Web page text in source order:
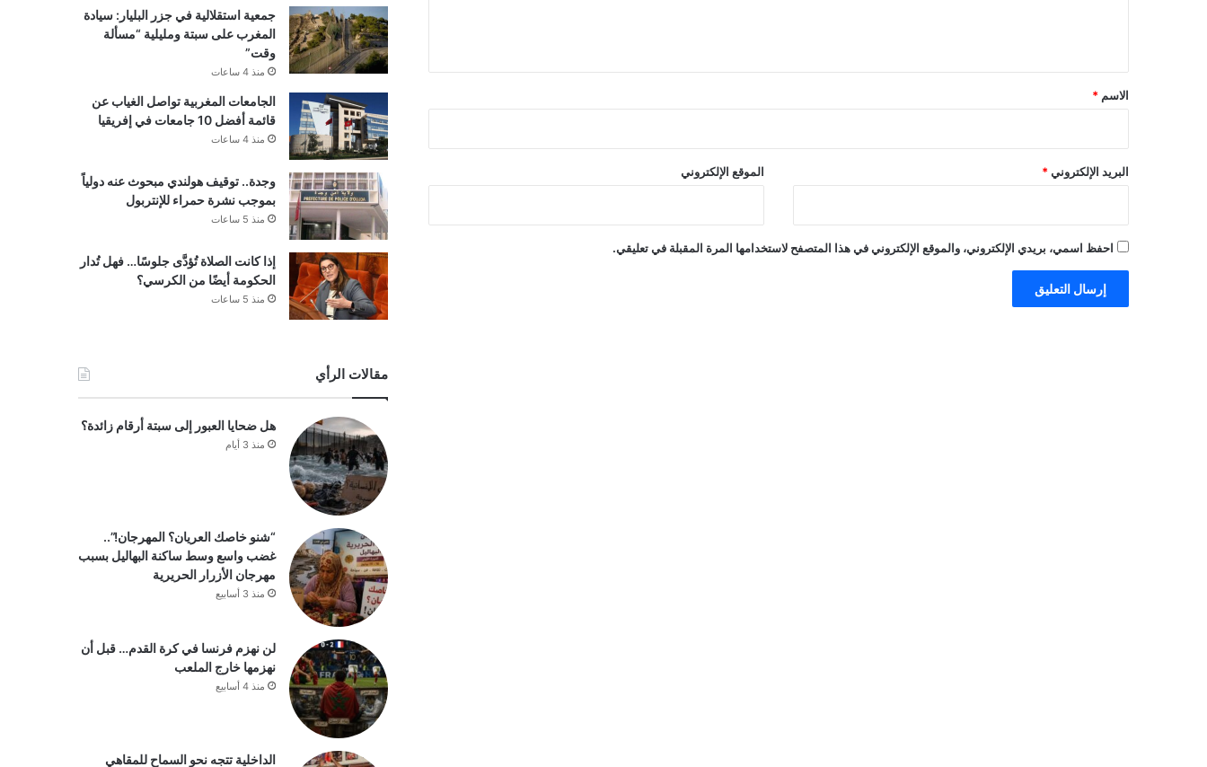
*
الاسم *
البريد الإلكتروني * الموقع الإلكتروني
احفظ اسمي، بريدي الإلكتروني، والموقع الإلكتروني في هذا المتصفح لاستخدامها المرة المقبلة في تعليقي.
جمعية استقلالية في جزر البليار: سيادة
المغرب على سبتة ومليلية “مسألة
وقت”
منذ 4 ساعات
الجامعات المغربية تواصل الغياب عن
قائمة أفضل 10 جامعات في إفريقيا
منذ 4 ساعات
وجدة.. توقيف هولندي مبحوث عنه دولياً
بموجب نشرة حمراء للإنتربول
منذ 5 ساعات
إذا كانت الصلاة تُؤدَّى جلوسًا… فهل تُدار
الحكومة أيضًا من الكرسي؟
منذ 5 ساعات
مقالات الرأي
هل ضحايا العبور إلى سبتة أرقام زائدة؟
منذ 3 أيام
“شنو خاصك العريان؟ المهرجان!”..
غضب واسع وسط ساكنة البهاليل بسبب
مهرجان الأزرار الحريرية
منذ 3 أسابيع
لن نهزم فرنسا في كرة القدم… قبل أن
نهزمها خارج الملعب
منذ 4 أسابيع
الداخلية تتجه نحو السماح للمقاهي